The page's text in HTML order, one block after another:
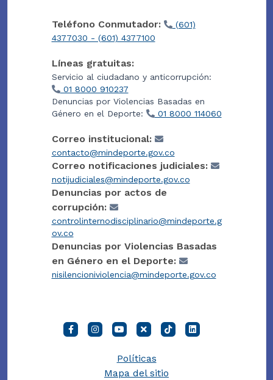
Teléfono Conmutador:
(601)
4377030 - (601) 4377100
Líneas gratuitas:
Servicio al ciudadano y anticorrupción:
01 8000 910237
Denuncias por Violencias Basadas en
Género en el Deporte:
01 8000 114060
Correo institucional:
contacto@mindeporte.gov.co
Correo notificaciones judiciales:
notijudiciales@mindeporte.gov.co
Denuncias por actos de
corrupción:
controlinternodisciplinario@mindeporte.g
ov.co
Denuncias por Violencias Basadas
en Género en el Deporte:
nisilencioniviolencia@mindeporte.gov.co
Políticas
Mapa del sitio